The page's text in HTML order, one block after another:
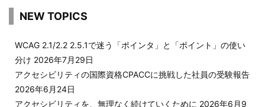
NEW TOPICS
WCAG 2.1/2.2 2.5.1で迷う「ポインタ」と「ポイント」の使い
分け 2026年7月29日
アクセシビリティの国際資格CPACCに挑戦した社員の受験報告
2026年6月24日
アクセシビリティを、無理なく続けていくために 2026年6月9